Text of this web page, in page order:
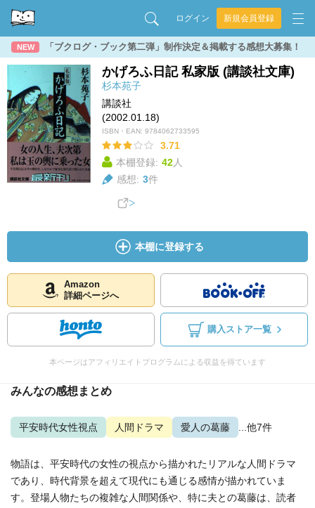
ログイン 新規会員登録
NEW 「ブクログ・ブック第二弾」制作決定＆掲載する感想大募集！
かげろふ日記 私家版 (講談社文庫)
杉本苑子
講談社
(2002.01.18)
ISBN・EAN: 9784062733595
3.71
本棚登録: 42人
感想: 3件
本棚に登録する
Amazon
詳細ページへ
購入ストア一覧
本ページはアフィリエイトプログラムによる収益を得ています
みんなの感想まとめ
平安時代女性視点 人間ドラマ 愛人の葛藤 ...他7件
物語は、平安時代の女性の視点から描かれたリアルな人間ドラマ
であり、時代背景を超えて現代にも通じる感情が描かれていま
す。登場人物たちの複雑な人間関係や、特に夫との葛藤は、読者